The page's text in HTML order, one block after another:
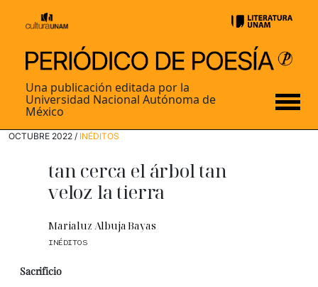
Una publicación editada por la
Universidad Nacional Autónoma de
México
OCTUBRE 2022 / INÉDITOS
tan cerca el árbol tan
veloz la tierra
Marialuz Albuja Bayas
INÉDITOS
Sacrificio